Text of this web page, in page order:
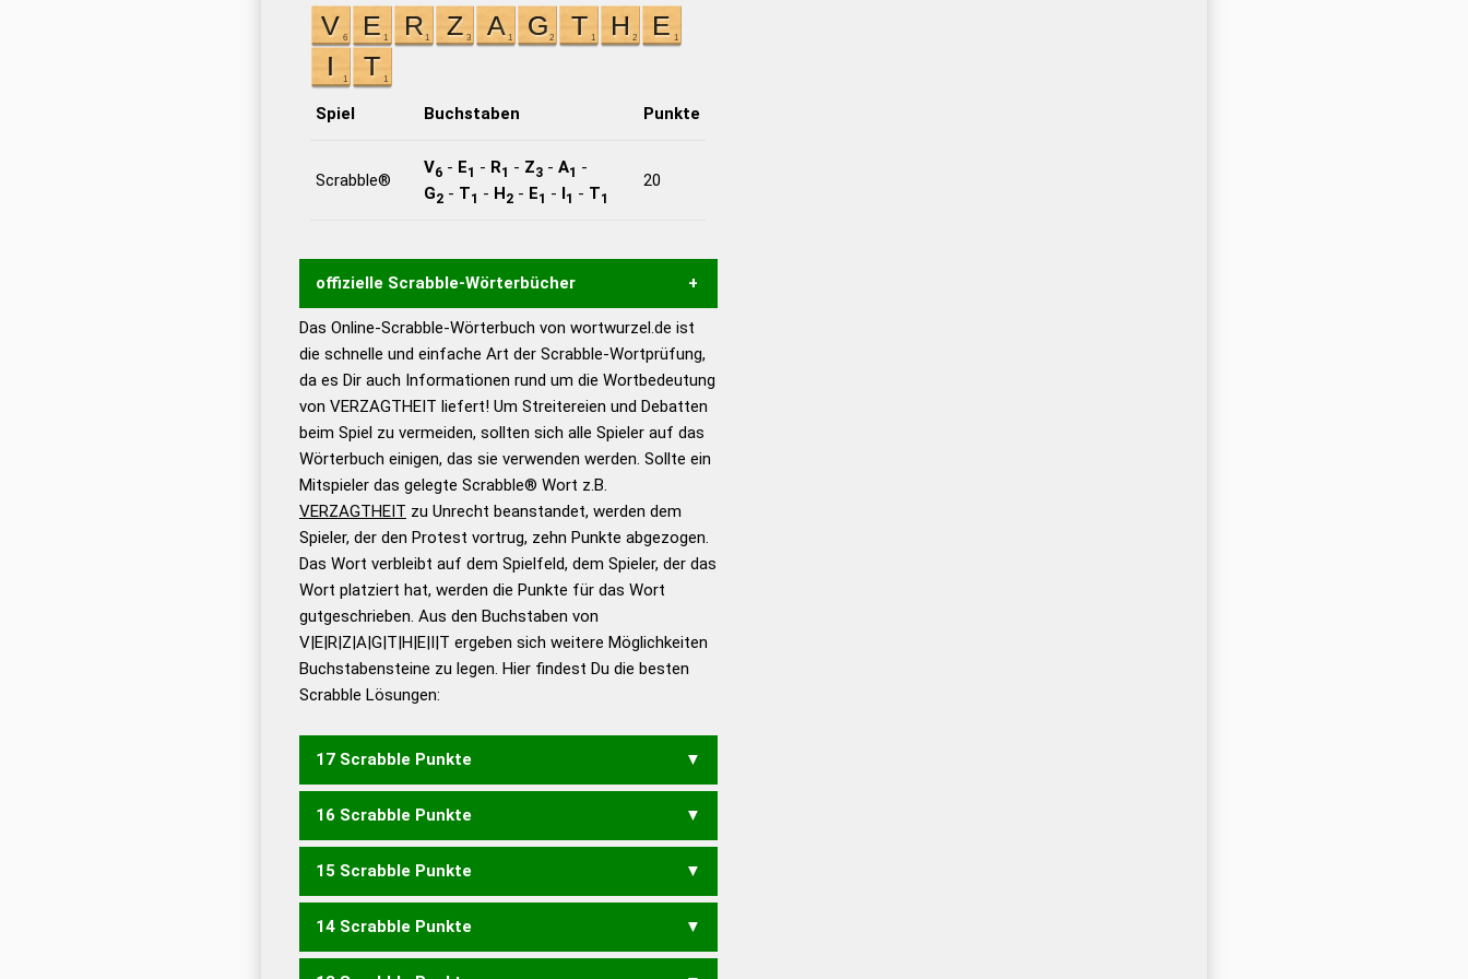
Spiel Buchstaben Punkte
Scrabble®
V6- E1 - R1 - Z3- A1 -
G2- T1 - H2- E1 - I1 - T1
20
offizielle Scrabble-Wörterbücher
Wortwurzel liefert mit Hilfe eines semantischen
Wortanalyse-Algorithmus gute Anhaltspunkte zu
Wortbedeutung, Worttrennung und Wortform, um die
Gültigkeit eines Wortes für das Scrabble-Spiel zu
bestimmen! zugelassene Turnier Scrabble-
Wörterbücher sind:
Duden – Standardwerk in 12
Bänden
Duden – Richtiges und gutes
Deutsch
Duden – Die deutsche Grammatik
Duden – Deutsches
Universalwörterbuch
Das Online-Scrabble-Wörterbuch von wortwurzel.de ist
die schnelle und einfache Art der Scrabble-Wortprüfung,
da es Dir auch Informationen rund um die Wortbedeutung
von VERZAGTHEIT liefert! Um Streitereien und Debatten
beim Spiel zu vermeiden, sollten sich alle Spieler auf das
Wörterbuch einigen, das sie verwenden werden. Sollte ein
Mitspieler das gelegte Scrabble® Wort z.B.
VERZAGTHEIT zu Unrecht beanstandet, werden dem
Spieler, der den Protest vortrug, zehn Punkte abgezogen.
Das Wort verbleibt auf dem Spielfeld, dem Spieler, der das
Wort platziert hat, werden die Punkte für das Wort
gutgeschrieben. Aus den Buchstaben von
V|E|R|Z|A|G|T|H|E|I|T ergeben sich weitere Möglichkeiten
Buchstabensteine zu legen. Hier findest Du die besten
Scrabble Lösungen:
17 Scrabble Punkte
VERZAGTET ZIEHVATER
16 Scrabble Punkte
VERHEIZT VERHETZT
VERZEIGT VERZEIHT VERZIEHT VAZIERTET
15 Scrabble Punkte
VERHEIZ VERHETZ VERZAGE
VERZIEH VAZIERET VAZIERTE VAGIERTET
14 Scrabble Punkte